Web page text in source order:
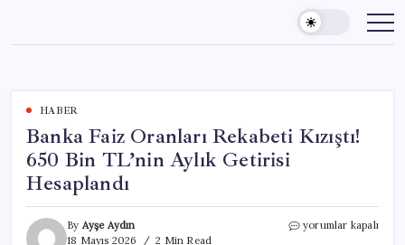
content
HABER
Banka Faiz Oranları Rekabeti Kızıştı!
650 Bin TL’nin Aylık Getirisi
Hesaplandı
By Ayşe Aydın
18 Mayıs 2026
2 Min Read
Banka
yorumlar kapalı